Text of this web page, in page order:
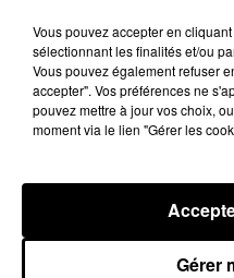
L'ACTEUR SAMY
EURE-ET-LOIR
DERNIERES
Vous pouvez accepter en
sélectionnant les finalités et/ou
Vous pouvez également refuser
accepter". Vos préférences ne
pouvez mettre à jour vos choix,
moment via le lien "Gérer les
Gérer